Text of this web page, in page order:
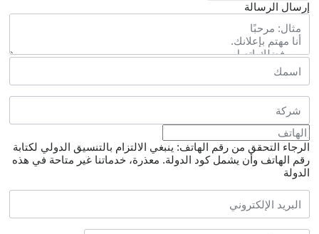
إرسال الرسالة
الرجاء التحقق من رقم الهاتف: ينبغي الالتزام بالتنسيق الدولي لكتابة
رقم الهاتف وأن يشمل كود الدولة. معذرة، خدماتنا غير متاحة في هذه
الدولة